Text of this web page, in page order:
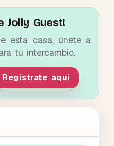
Jolly Guest!
esta casa, únete a
tu intercambio.
Regístrate aquí